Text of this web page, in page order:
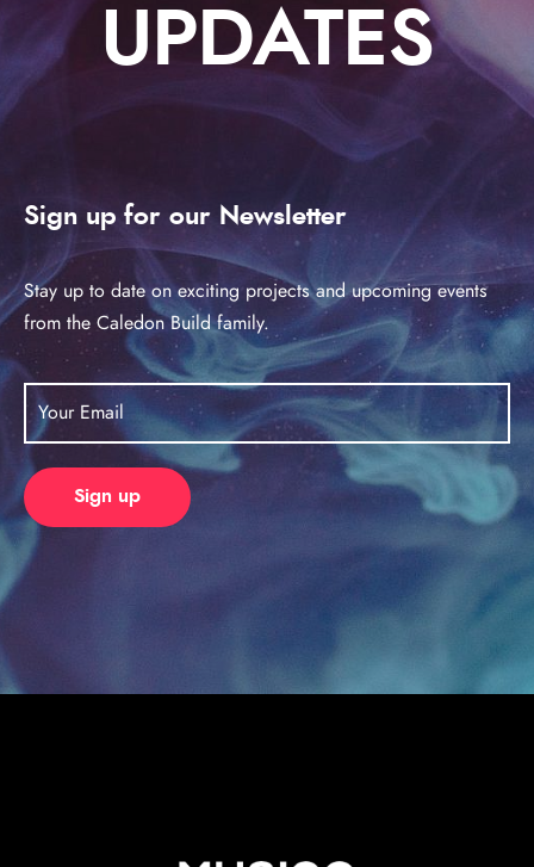
UPDATES
Sign up for our Newsletter
Stay up to date on exciting projects and upcoming events
from the Caledon Build family.